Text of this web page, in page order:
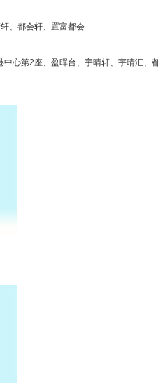
、都会轩、置富都会
心第2座、盈晖台、宇晴轩、宇晴汇、